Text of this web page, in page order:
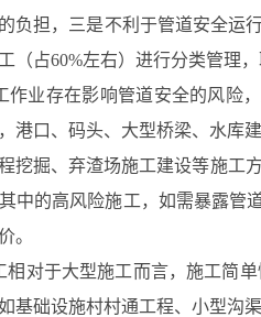
负担，三是不利于管道安全运
（占60%左右）进行分类管理，
作业存在影响管道安全的风险
港口、码头、大型桥梁、水库
挖掘、弃渣场施工建设等施工
中的高风险施工，如需暴露管
。
相对于大型施工而言，施工简
基础设施村村通工程、小型沟